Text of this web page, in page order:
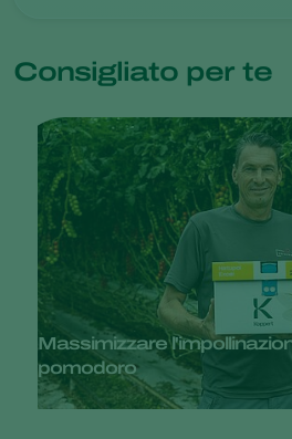
Consigliato per te
Massimizzare
pomodoro